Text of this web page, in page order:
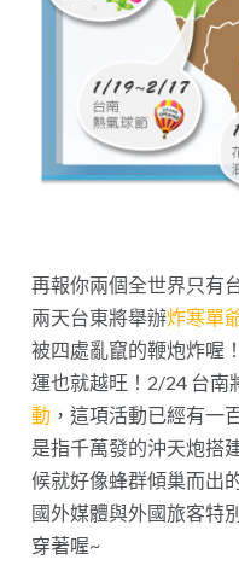
再報你兩個全世界只有
兩天台東將舉辦炸寒單
被四處亂竄的鞭炮炸喔
運也就越旺！2/24 台南
動 ，這項活動已經有一
是指千萬發的沖天炮搭
候就好像蜂群傾巢而出
國外媒體與外國旅客特
穿著喔~